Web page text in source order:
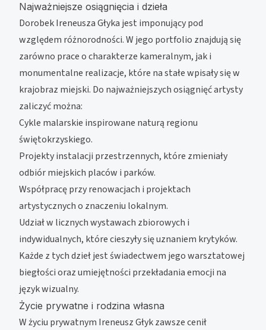
Najważniejsze osiągnięcia i dzieła
Dorobek Ireneusza Głyka jest imponujący pod
względem różnorodności. W jego portfolio znajdują się
zarówno prace o charakterze kameralnym, jak i
monumentalne realizacje, które na stałe wpisały się w
krajobraz miejski. Do najważniejszych osiągnięć artysty
zaliczyć można:
Cykle malarskie inspirowane naturą regionu
świętokrzyskiego.
Projekty instalacji przestrzennych, które zmieniały
odbiór miejskich placów i parków.
Współpracę przy renowacjach i projektach
artystycznych o znaczeniu lokalnym.
Udział w licznych wystawach zbiorowych i
indywidualnych, które cieszyły się uznaniem krytyków.
Każde z tych dzieł jest świadectwem jego warsztatowej
biegłości oraz umiejętności przekładania emocji na
język wizualny.
Życie prywatne i rodzina własna
W życiu prywatnym Ireneusz Głyk zawsze cenił